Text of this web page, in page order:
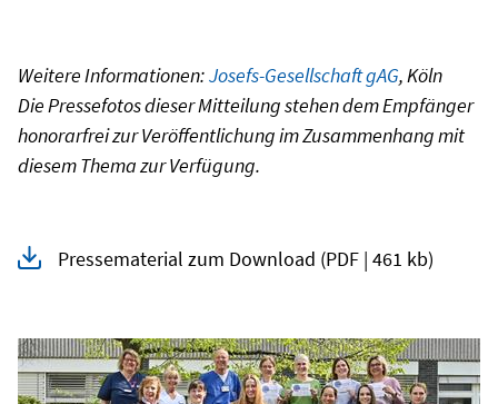
Weitere Informationen:Josefs-Gesellschaft gAG, Köln
Die Pressefotos dieser Mitteilung stehen dem Empfänger
honorarfrei zur Veröffentlichung im Zusammenhang mit
diesem Thema zur Verfügung.
Pressematerial zum Download (PDF | 461 kb)